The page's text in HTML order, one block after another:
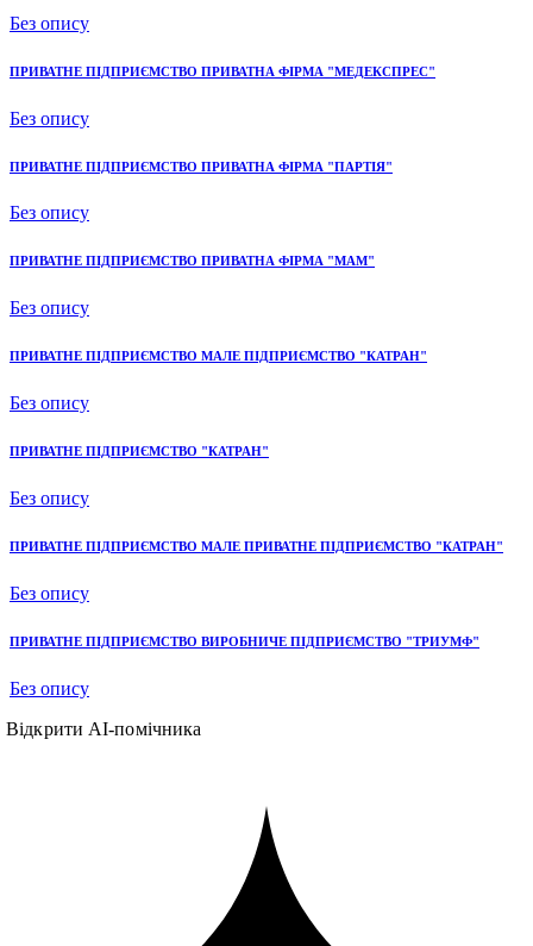
Без опису
ПРИВАТНЕ ПІДПРИЄМСТВО ПРИВАТНА ФІРМА "МЕДЕКСПРЕС"
Без опису
ПРИВАТНЕ ПІДПРИЄМСТВО ПРИВАТНА ФІРМА "ПАРТІЯ"
Без опису
ПРИВАТНЕ ПІДПРИЄМСТВО ПРИВАТНА ФІРМА "МАМ"
Без опису
ПРИВАТНЕ ПІДПРИЄМСТВО МАЛЕ ПІДПРИЄМСТВО "КАТРАН"
Без опису
ПРИВАТНЕ ПІДПРИЄМСТВО "КАТРАН"
Без опису
ПРИВАТНЕ ПІДПРИЄМСТВО МАЛЕ ПРИВАТНЕ ПІДПРИЄМСТВО "КАТРАН"
Без опису
ПРИВАТНЕ ПІДПРИЄМСТВО ВИРОБНИЧЕ ПІДПРИЄМСТВО "ТРИУМФ"
Без опису
Відкрити AI-помічника